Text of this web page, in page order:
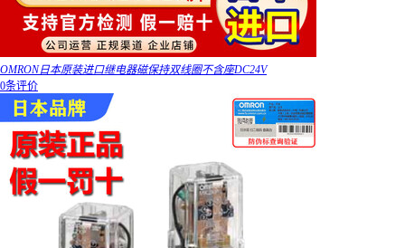
OMRON日本原装进口继电器磁保持双线圈不含座DC24V
0条评价